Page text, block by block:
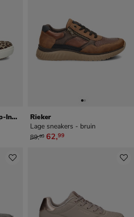
Skechers Hands Free Slip-Ins Arch Fit Arcade Rieker
Lage sneakers - bruin
van € 89,99 voor € 62,99
89,99 62,99